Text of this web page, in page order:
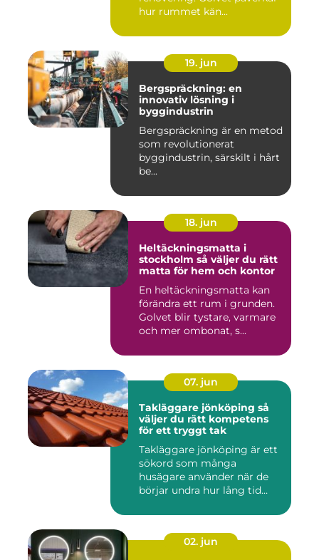
hur rummet kän...
19. jun
Bergspräckning: en
innovativ lösning i
byggindustrin
Bergspräckning är en metod
som revolutionerat
byggindustrin, särskilt i hårt
be...
18. jun
Heltäckningsmatta i
stockholm så väljer du rätt
matta för hem och kontor
En heltäckningsmatta kan
förändra ett rum i grunden.
Golvet blir tystare, varmare
och mer ombonat, s...
07. jun
Takläggare jönköping så
väljer du rätt kompetens
för ett tryggt tak
Takläggare jönköping är ett
sökord som många
husägare använder när de
börjar undra hur lång tid
02. jun